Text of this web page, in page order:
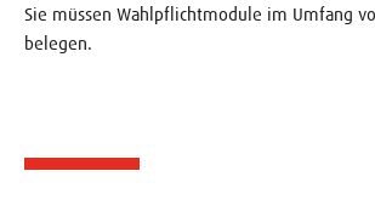
Sie müssen Wahlpflichtmodule im Umfang
belegen.